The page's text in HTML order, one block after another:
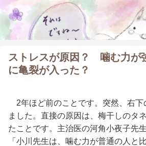
ストレスが原因？ 噛む力が
に亀裂が入った？
2年ほど前のことです。突然、右下
ました。直接の原因は、梅干しのタ
たことです。主治医の河角小夜子先
「小川先生は、噛む力が普通の人と